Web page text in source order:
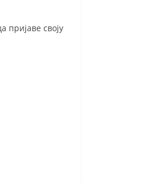
пријаве своју